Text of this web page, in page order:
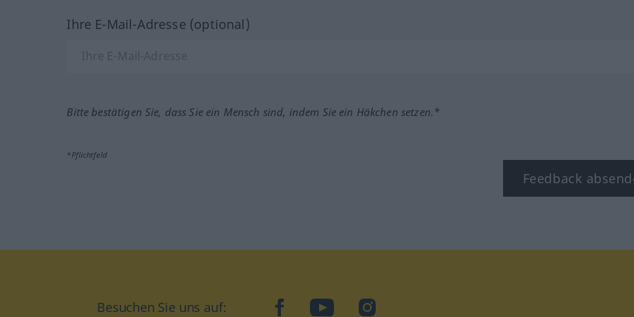
Ihre E-Mail-Adresse (optional)
Bitte bestätigen Sie, dass Sie ein Mensch sind, indem Sie ein Häkchen setzen.*
*Pflichtfeld
Feedback
Besuchen Sie uns auf: facebookYouTubeInstagram